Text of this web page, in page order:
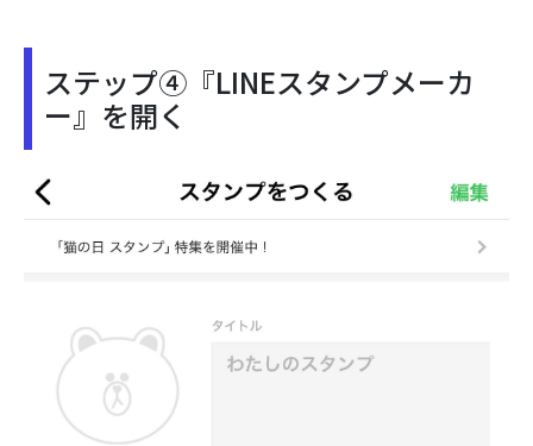
ステップ④『LINEスタンプメーカ
ー』を開く